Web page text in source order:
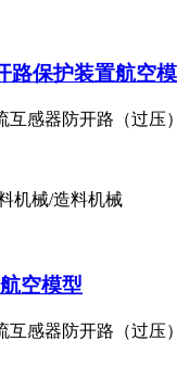
路保护装置航空
互感器防开路（过压
机械/造料机械
航空模型
互感器防开路（过压